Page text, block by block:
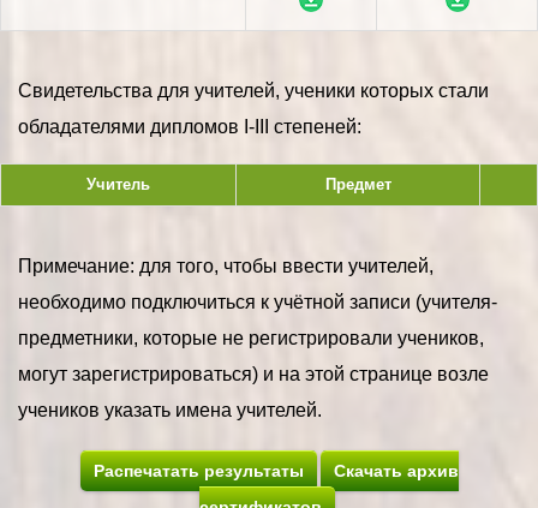
Свидетельства для учителей, ученики которых стали
обладателями дипломов I-III степеней:
Учитель Предмет
Примечание: для того, чтобы ввести учителей,
необходимо подключиться к учётной записи (учителя-
предметники, которые не регистрировали учеников,
могут зарегистрироваться) и на этой странице возле
учеников указать имена учителей.
Распечатать результаты
Скачать архив